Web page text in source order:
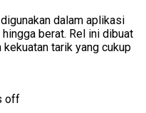
dalam aplikasi
berat. Rel ini dibuat
tarik yang cukup
off